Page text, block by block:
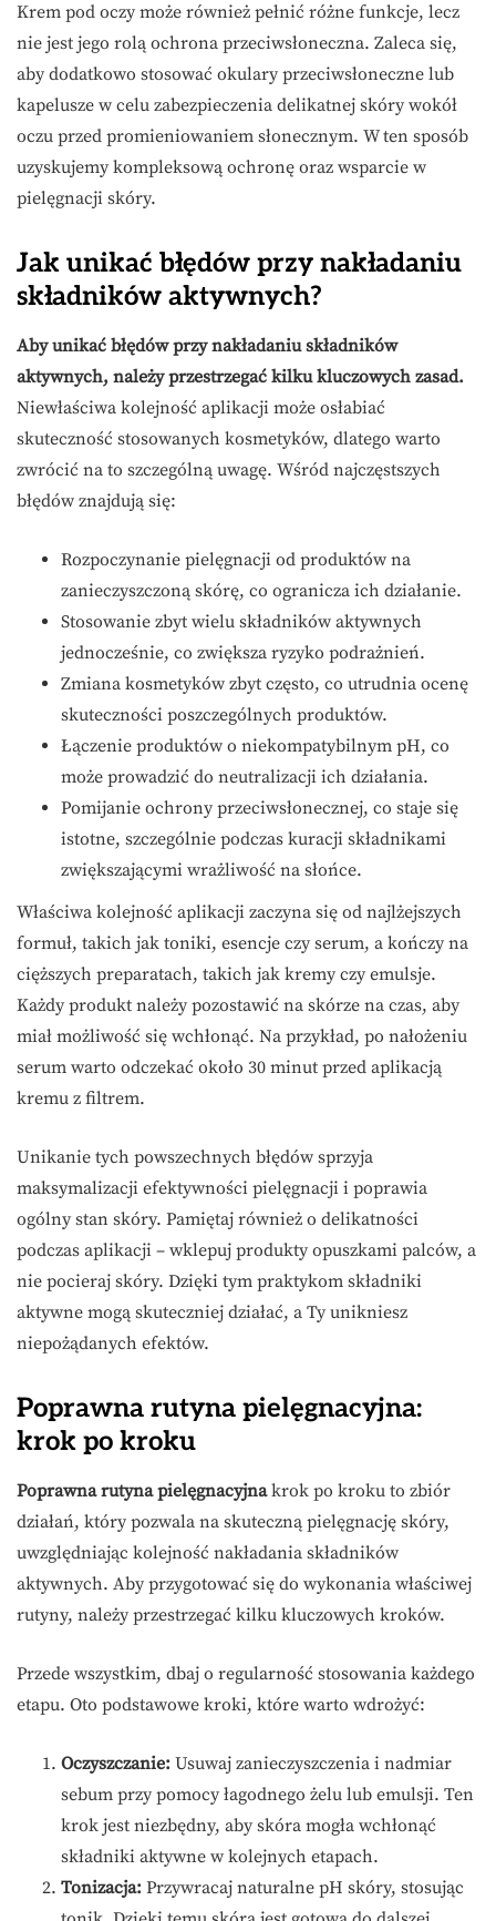
Krem pod oczy może również pełnić różne funkcje, lecz
nie jest jego rolą ochrona przeciwsłoneczna. Zaleca się,
aby dodatkowo stosować okulary przeciwsłoneczne lub
kapelusze w celu zabezpieczenia delikatnej skóry wokół
oczu przed promieniowaniem słonecznym. W ten sposób
uzyskujemy kompleksową ochronę oraz wsparcie w
pielęgnacji skóry.
Jak unikać błędów przy nakładaniu
składników aktywnych?
Aby unikać błędów przy nakładaniu składników
aktywnych, należy przestrzegać kilku kluczowych zasad.
Niewłaściwa kolejność aplikacji może osłabiać
skuteczność stosowanych kosmetyków, dlatego warto
zwrócić na to szczególną uwagę. Wśród najczęstszych
błędów znajdują się:
Rozpoczynanie pielęgnacji od produktów na
zanieczyszczoną skórę, co ogranicza ich działanie.
Stosowanie zbyt wielu składników aktywnych
jednocześnie, co zwiększa ryzyko podrażnień.
Zmiana kosmetyków zbyt często, co utrudnia ocenę
skuteczności poszczególnych produktów.
Łączenie produktów o niekompatybilnym pH, co
może prowadzić do neutralizacji ich działania.
Pomijanie ochrony przeciwsłonecznej, co staje się
istotne, szczególnie podczas kuracji składnikami
zwiększającymi wrażliwość na słońce.
Właściwa kolejność aplikacji zaczyna się od najlżejszych
formuł, takich jak toniki, esencje czy serum, a kończy na
cięższych preparatach, takich jak kremy czy emulsje.
Każdy produkt należy pozostawić na skórze na czas, aby
miał możliwość się wchłonąć. Na przykład, po nałożeniu
serum warto odczekać około 30 minut przed aplikacją
kremu z filtrem.
Unikanie tych powszechnych błędów sprzyja
maksymalizacji efektywności pielęgnacji i poprawia
ogólny stan skóry. Pamiętaj również o delikatności
podczas aplikacji – wklepuj produkty opuszkami palców, a
nie pocieraj skóry. Dzięki tym praktykom składniki
aktywne mogą skuteczniej działać, a Ty unikniesz
niepożądanych efektów.
Poprawna rutyna pielęgnacyjna:
krok po kroku
Poprawna rutyna pielęgnacyjnakrok po kroku to zbiór
działań, który pozwala na skuteczną pielęgnację skóry,
uwzględniając kolejność nakładania składników
aktywnych. Aby przygotować się do wykonania właściwej
rutyny, należy przestrzegać kilku kluczowych kroków.
Przede wszystkim, dbaj o regularność stosowania każdego
etapu. Oto podstawowe kroki, które warto wdrożyć:
Oczyszczanie: Usuwaj zanieczyszczenia i nadmiar
sebum przy pomocy łagodnego żelu lub emulsji. Ten
krok jest niezbędny, aby skóra mogła wchłonąć
składniki aktywne w kolejnych etapach.
Tonizacja: Przywracaj naturalne pH skóry, stosując